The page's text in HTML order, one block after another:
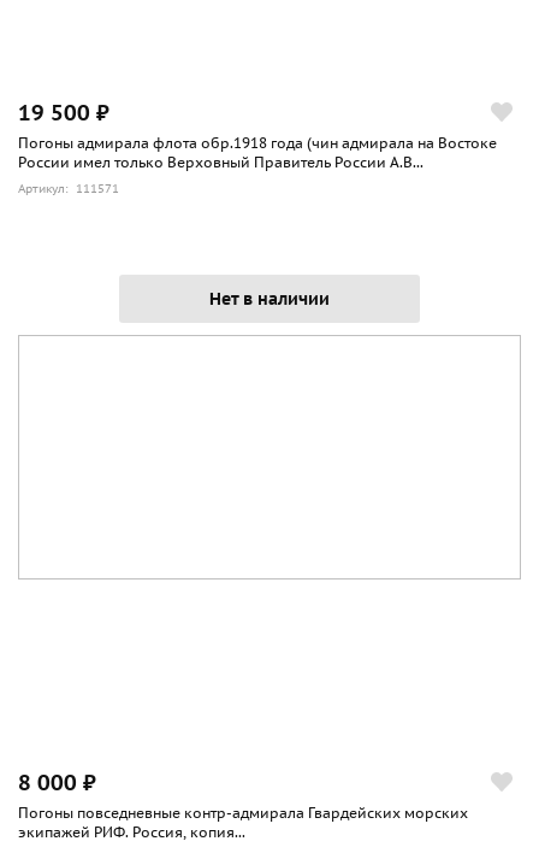
19 500 ₽
Погоны адмирала флота обр.1918 года (чин адмирала на Востоке
России имел только Верховный Правитель России А.В...
Артикул: 111571
Нет в наличии
8 000 ₽
Погоны повседневные контр-адмирала Гвардейских морских
экипажей РИФ. Россия, копия...